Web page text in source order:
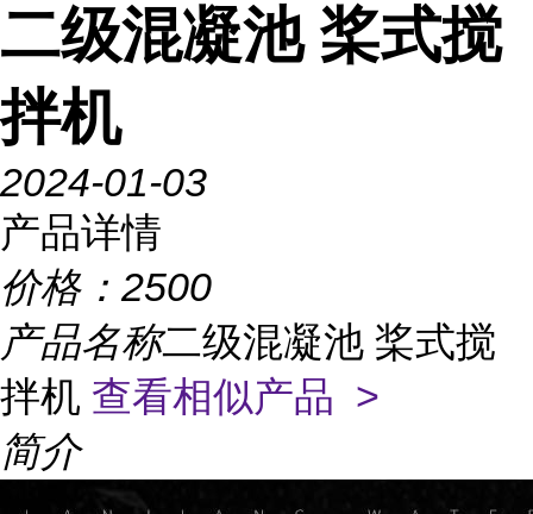
二级混凝池 桨式搅
拌机
2024-01-03
产品详情
价格： 2500
产品名称二级混凝池 桨式搅
拌机 查看相似产品 >
简介